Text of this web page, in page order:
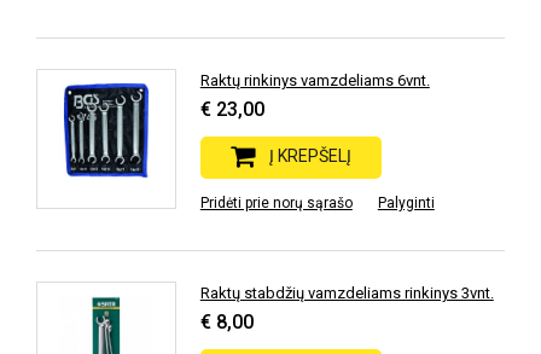
Raktų rinkinys vamzdeliams 6vnt.
€ 23,00
Į KREPŠELĮ
Pridėti prie norų sąrašo Palyginti
Raktų stabdžių vamzdeliams rinkinys 3vnt.
€ 8,00